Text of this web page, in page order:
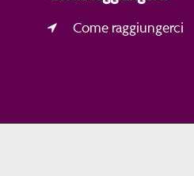
Come raggiungerci